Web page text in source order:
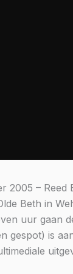
2005 –
Beth in
uur gaan
gespot) is